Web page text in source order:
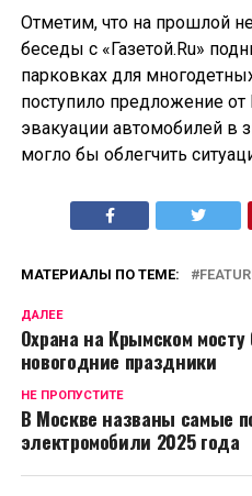
Отметим, что на прошлой
беседы с «Газетой.Ru»
парковках для
поступило предложение от
эвакуации автомобилей в
могло бы облегчить
МАТЕРИАЛЫ ПО ТЕМЕ:
ДАЛЕЕ
Охрана на Крымском
новогодние праздники
НЕ ПРОПУСТИТЕ
В Москве названы самые
электромобили 2025 года